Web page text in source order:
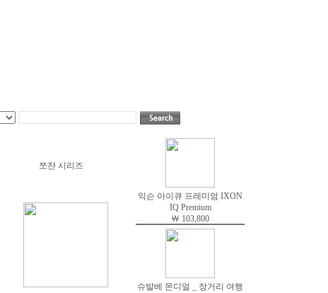
익슨 아이큐 프레미엄 IXON
IQ Premium
￦ 103,800
슈발베 몬디얼 _ 장거리 여행
쪼잔 시리즈